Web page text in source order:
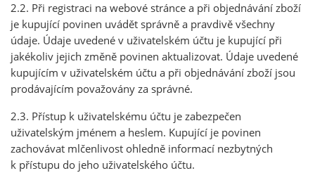
2.2. Při registraci na webové stránce a při objednávání zboží
je kupující povinen uvádět správně a pravdivě všechny
údaje. Údaje uvedené v uživatelském účtu je kupující při
jakékoliv jejich změně povinen aktualizovat. Údaje uvedené
kupujícím v uživatelském účtu a při objednávání zboží jsou
prodávajícím považovány za správné.
2.3. Přístup k uživatelskému účtu je zabezpečen
uživatelským jménem a heslem. Kupující je povinen
zachovávat mlčenlivost ohledně informací nezbytných
k přístupu do jeho uživatelského účtu.